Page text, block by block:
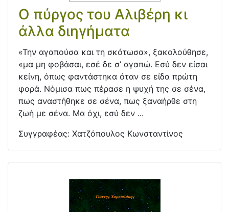
Ο πύργος του Αλιβέρη κι
άλλα διηγήματα
«Την αγαπούσα και τη σκότωσα», ξακολούθησε,
«μα μη φοβάσαι, εσέ δε σ’ αγαπώ. Εσύ δεν είσαι
κείνη, όπως φαντάστηκα όταν σε είδα πρώτη
φορά. Νόμισα πως πέρασε η ψυχή της σε σένα,
πως αναστήθηκε σε σένα, πως ξαναήρθε στη
ζωή με σένα. Μα όχι, εσύ δεν ...
Συγγραφέας: Χατζόπουλος Κωνσταντίνος